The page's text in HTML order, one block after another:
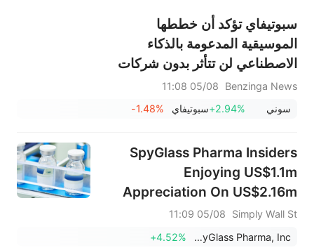
سبوتيفاي تؤكد أن خططها
الموسيقية المدعومة بالذكاء
الاصطناعي لن تتأثر بدون شركات
الإنتاج الكبرى - إليكم السبب
Benzinga News
05/08 11:08
سوني
+2.94%سبوتيفاي -1.48%
SpyGlass Pharma Insiders
Enjoying US$1.1m
Appreciation On US$2.16m
Investment
Simply Wall St
05/08 11:09
SpyGlass Pharma, Inc.
+4.52%